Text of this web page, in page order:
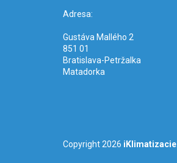
Adresa:
Gustáva Mallého 2
851 01
Bratislava-Petržalka
Matadorka
Copyright 2026 iKlimatizacie